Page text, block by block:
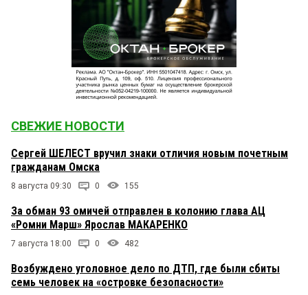
СВЕЖИЕ НОВОСТИ
Сергей ШЕЛЕСТ вручил знаки отличия новым почетным
гражданам Омска
8 августа 09:30 0 155
За обман 93 омичей отправлен в колонию глава АЦ
«Ромни Марш» Ярослав МАКАРЕНКО
7 августа 18:00 0 482
Возбуждено уголовное дело по ДТП, где были сбиты
семь человек на «островке безопасности»